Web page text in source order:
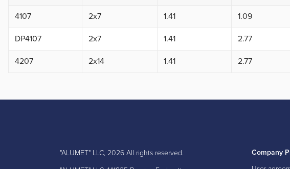
4107 2x7 1.41 1.09
DP4107 2x7 1.41 2.77
4207 2x14 1.41 2.77
"ALUMET" LLC, 2026 All rights reserved.
Company